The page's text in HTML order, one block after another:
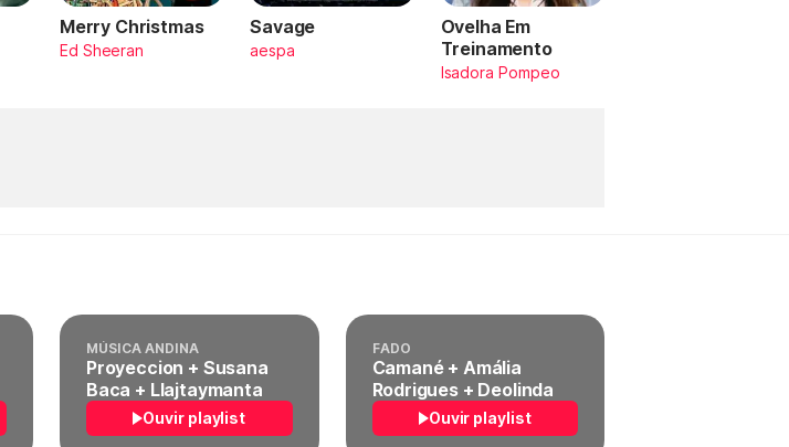
Merry Christmas
Ed Sheeran
Savage
aespa
Ovelha Em
Treinamento
Isadora Pompeo
MÚSICA ANDINA
Proyeccion + Susana
Baca + Llajtaymanta
Ouvir playlist
FADO
Camané + Amália
Rodrigues + Deolinda
Ouvir playlist